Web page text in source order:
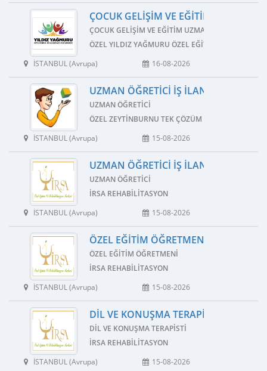
ÇOCUK GELIŞIM VE EĞITIM UZMANI
ÇOCUK GELIŞIM VE EĞITIM UZMANI
ÖZEL YILDIZ YAĞMURU ÖZEL EĞITIM VE
İSTANBUL (Avrupa)
16-08-2026
UZMAN ÖĞRETICI İŞ İLANI
UZMAN ÖĞRETICI
ÖZEL ZEYTINBURNU TEK ÇÖZÜM ÖZEL EĞITIM VE
İSTANBUL (Avrupa)
15-08-2026
UZMAN ÖĞRETICI İŞ İLANI
UZMAN ÖĞRETICI
İRSA REHABILITASYON
İSTANBUL (Avrupa)
15-08-2026
ÖZEL EĞITIM ÖĞRETMENI İŞ İLANI
ÖZEL EĞITIM ÖĞRETMENI
İRSA REHABILITASYON
İSTANBUL (Avrupa)
15-08-2026
DIL VE KONUŞMA TERAPISTI İŞ İLANI
DIL VE KONUŞMA TERAPISTI
İRSA REHABILITASYON
İSTANBUL (Avrupa)
15-08-2026